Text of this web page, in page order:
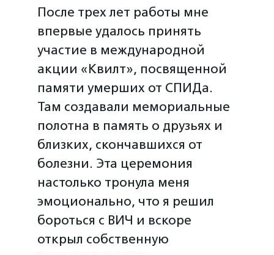
После трех лет работы мне
впервые удалось принять
участие в международной
акции «Квилт», посвященной
памяти умерших от СПИДа.
Там создавали мемориальные
полотна в память о друзьях и
близких, скончавшихся от
болезни. Эта церемония
настолько тронула меня
эмоционально, что я решил
бороться с ВИЧ и вскоре
открыл собственную